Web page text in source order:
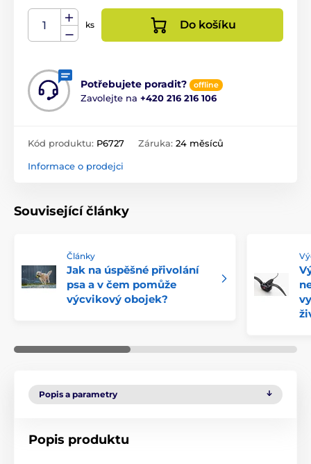
ks Do košíku
Potřebujete poradit? offline
Zavolejte na +420 216 216 106
Kód produktu: P6727 Záruka: 24 měsíců
Informace o prodejci
Související články
Články
Jak na úspěšné přivolání
psa a v čem pomůže
výcvikový obojek?
Popis a parametry
Popis produktu